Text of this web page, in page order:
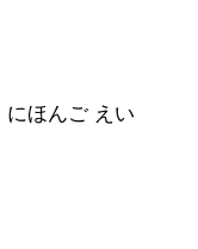
にほんご えい